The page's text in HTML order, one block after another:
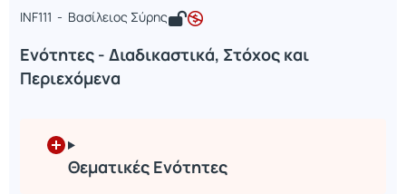
INF111 - Βασίλειος Σύρης
Ενότητες - Διαδικαστικά, Στόχος και
Περιεχόμενα
Θεματικές Ενότητες